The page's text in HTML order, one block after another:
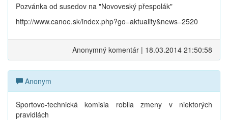
Pozvánka od susedov na "Novoveský přespolák"
http://www.canoe.sk/index.php?go=aktuality&news=2520
Anonymný komentár | 18.03.2014 21:50:58
Anonym
Športovo-technická komisia robila zmeny v niektorých
pravidlách